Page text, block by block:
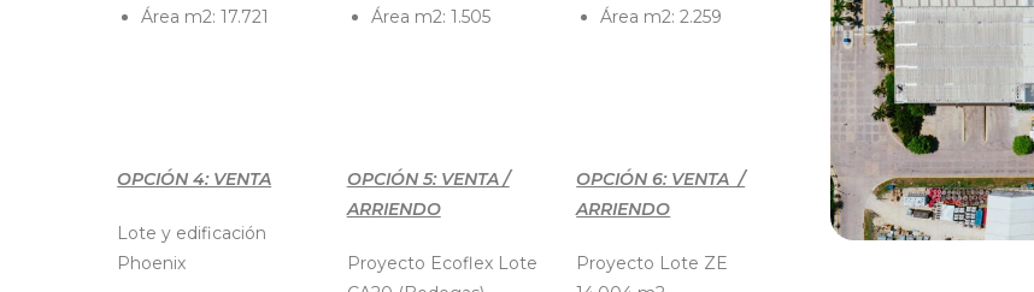
Área m2: 17.721
Área m2: 1.505
Área m2: 2.259
OPCIÓN 4: VENTA
Lote y edificación
Phoenix
OPCIÓN 5: VENTA /
ARRIENDO
Proyecto Ecoflex Lote
OPCIÓN 6: VENTA /
ARRIENDO
Proyecto Lote ZE